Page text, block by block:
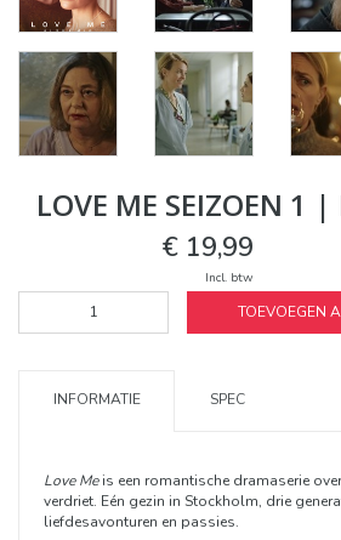
LOVE ME SEIZOEN 1 |
€ 19,99
Incl. btw
TOEVOEGEN
INFORMATIE SPEC
Love Meis een romantische dramaserie
verdriet. Eén gezin in Stockholm, drie
liefdesavonturen en passies.